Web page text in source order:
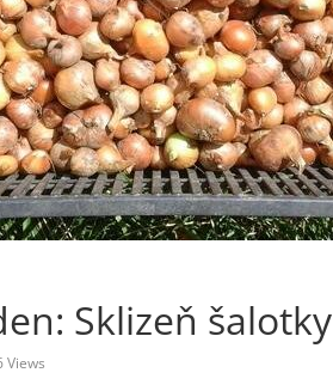
Sklizeň šalotky
Views